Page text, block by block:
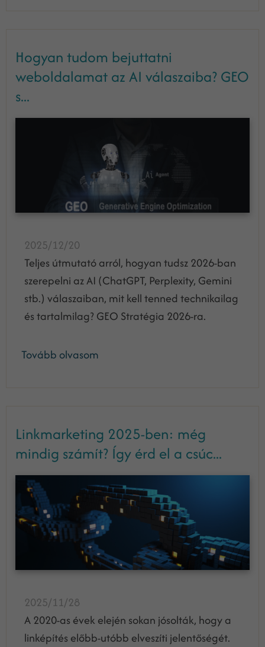
Hogyan tudom bejuttatni
weboldalamat az AI válaszaiba? GEO
s...
2025/12/20
Teljes útmutató arról, hogyan tudsz 2026-ban
szerepelni az AI (ChatGPT, Perplexity, Gemini
stb.) válaszaiban, mit kell tenned technikailag
és tartalmilag? GEO Stratégia 2026-ra.
Tovább olvasom
Linkmarketing 2025-ben: még
mindig számít? Így érd el a csúc...
2025/11/28
A 2020-as évek elején sokan jósolták, hogy a
linképítés előbb-utóbb elveszíti jelentőségét.